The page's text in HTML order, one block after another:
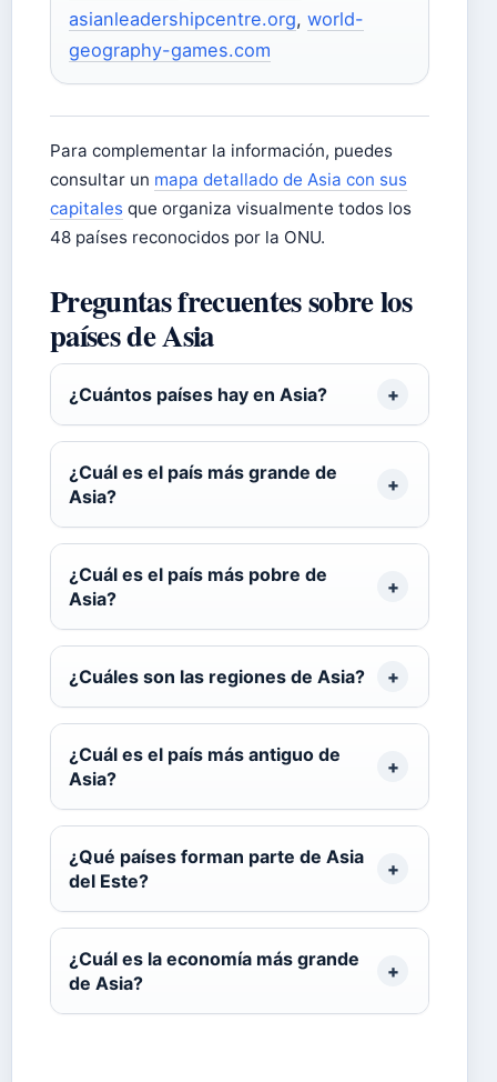
asianleadershipcentre.org, world-
geography-games.com
Para complementar la información, puedes
consultar un mapa detallado de Asia con sus
capitales que organiza visualmente todos los
48 países reconocidos por la ONU.
Preguntas frecuentes sobre los
países de Asia
¿Cuántos países hay en Asia?
¿Cuál es el país más grande de
Asia?
¿Cuál es el país más pobre de
Asia?
¿Cuáles son las regiones de Asia?
¿Cuál es el país más antiguo de
Asia?
¿Qué países forman parte de Asia
del Este?
¿Cuál es la economía más grande
de Asia?